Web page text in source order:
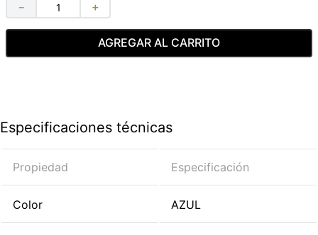
＋
－
AGREGAR AL CARRITO
Especificaciones técnicas
Propiedad Especificación
Color AZUL